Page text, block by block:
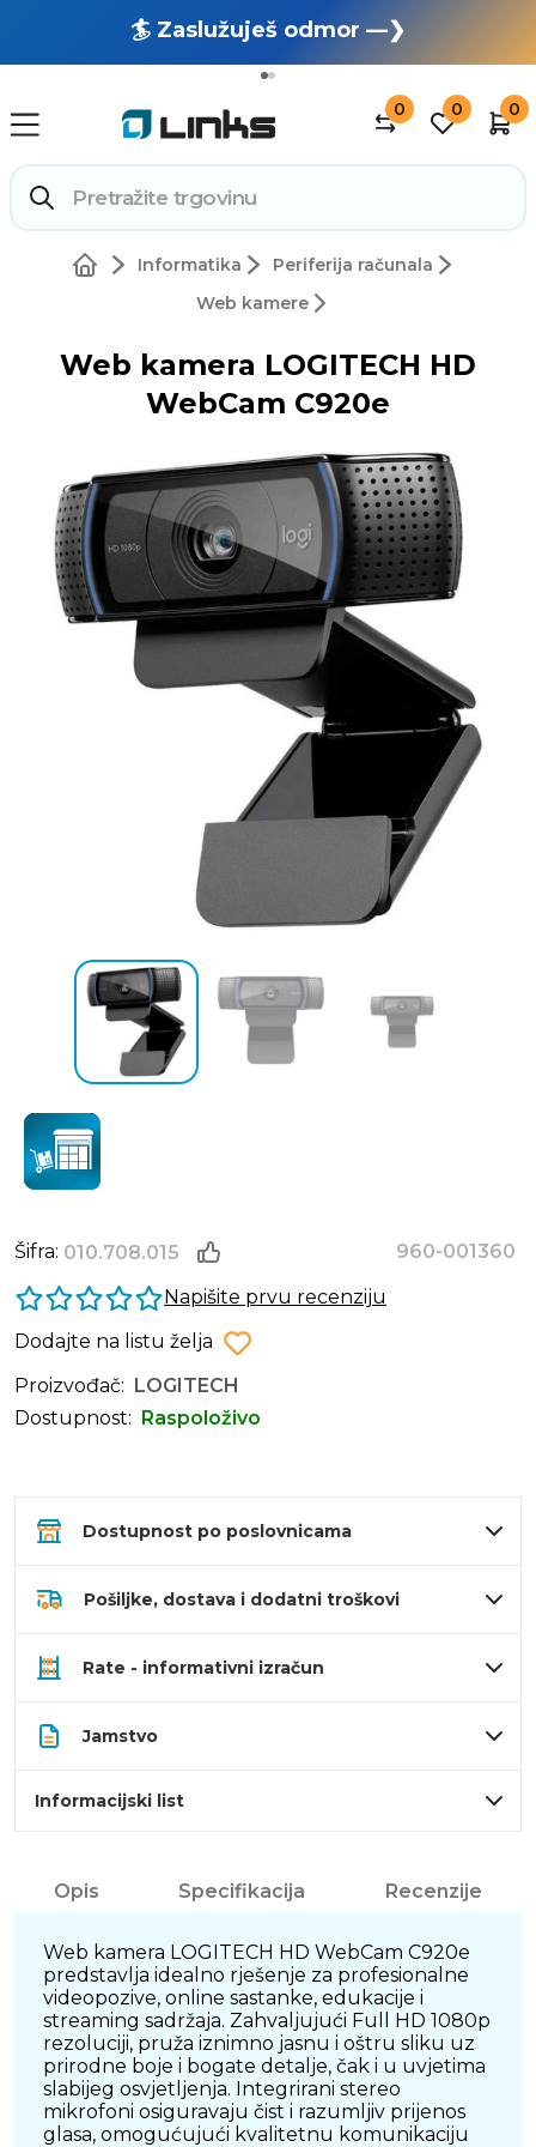
🏄 Zaslužuješ odmor —❯
🔥 OUTLET: TOTALNA RASPRODAJA —❯
0 0 0
Informatika
Periferija računala
Web kamere
Web kamera LOGITECH HD
WebCam C920e
Šifra: 010.708.015
960-001360
Napišite prvu recenziju
Dodajte na listu želja
Proizvođač:
LOGITECH
Dostupnost:
Raspoloživo
Dostupnost po poslovnicama
Pošiljke, dostava i dodatni troškovi
Rate - informativni izračun
Jamstvo
Informacijski list
Opis Specifikacija Recenzije
Web kamera LOGITECH HD WebCam C920e
predstavlja idealno rješenje za profesionalne
videopozive, online sastanke, edukacije i
streaming sadržaja. Zahvaljujući Full HD 1080p
rezoluciji, pruža iznimno jasnu i oštru sliku uz
prirodne boje i bogate detalje, čak i u uvjetima
slabijeg osvjetljenja. Integrirani stereo
mikrofoni osiguravaju čist i razumljiv prijenos
glasa, omogućujući kvalitetnu komunikaciju